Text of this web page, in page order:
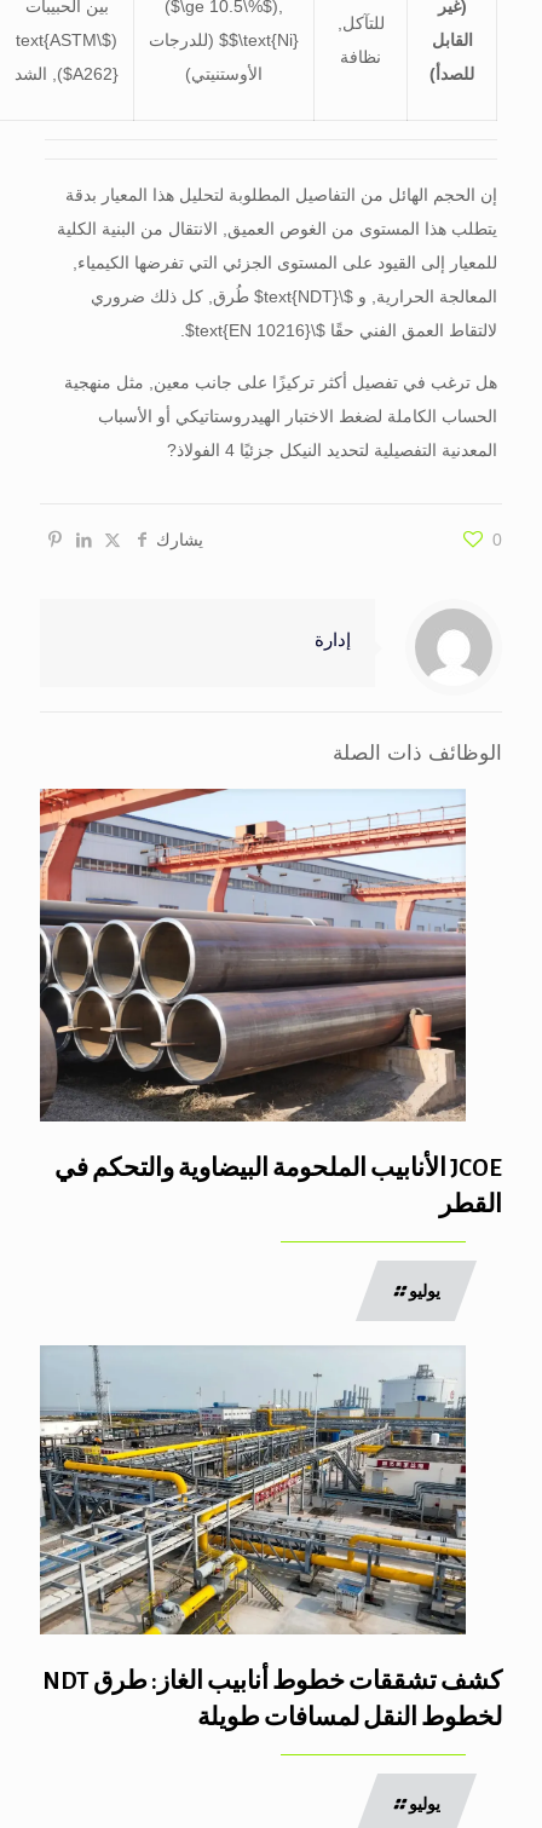
(غير
القابل
للصدأ)
للتآكل,
نظافة
($\ge 10.5\%$),
$\text{Ni}$ (للدرجات
الأوستنيتي)
بين الحبيبات
(
$\text{ASTM
A262}$ ), الشد
إن الحجم الهائل من التفاصيل المطلوبة لتحليل هذا المعيار بدقة
يتطلب هذا المستوى من الغوص العميق, الانتقال من البنية الكلية
للمعيار إلى القيود على المستوى الجزئي التي تفرضها الكيمياء,
المعالجة الحرارية, و $\text{NDT}$
طُرق, كل ذلك ضروري
لالتقاط العمق الفني حقًا $\text{EN 10216}$
.
هل ترغب في تفصيل أكثر تركيزًا على جانب معين, مثل منهجية
الحساب الكاملة لضغط الاختبار الهيدروستاتيكي أو الأسباب
المعدنية التفصيلية لتحديد النيكل جزئيًا 4 الفولاذ?
يشارك 0
إدارة
الوظائف ذات الصلة
JCOE الأنابيب الملحومة البيضاوية والتحكم في
القطر
يوليو
كشف تشققات خطوط أنابيب الغاز: طرق NDT
لخطوط النقل لمسافات طويلة
يوليو